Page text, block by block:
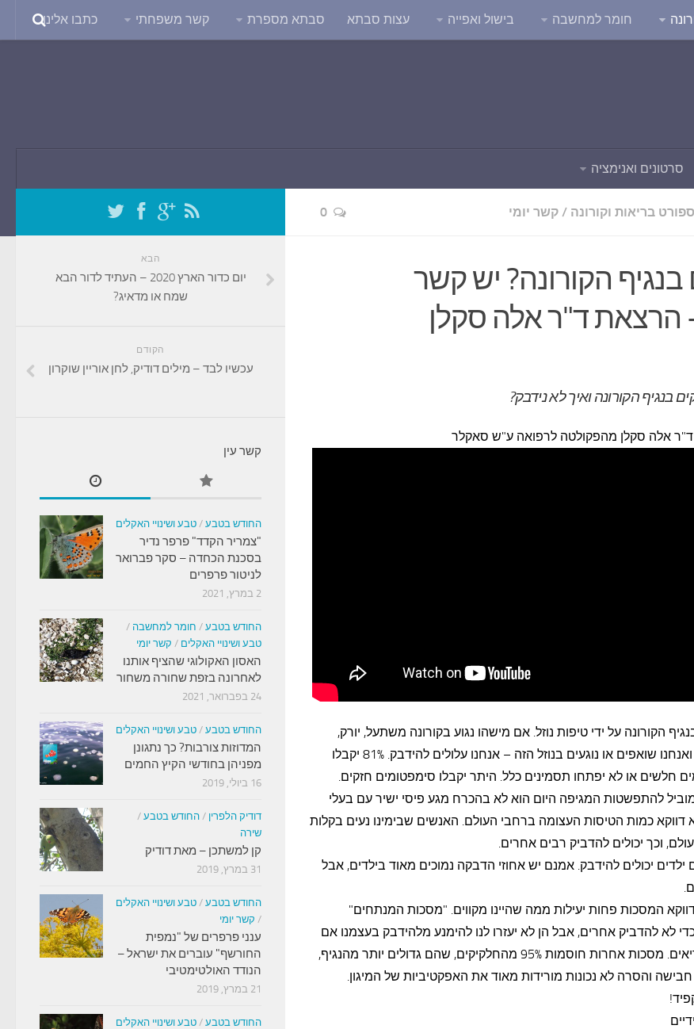
חומר למחשבה בישול ואפייה עצות סבתא סבתא מספרת קשר משפחתי כתבו אלינו
סרטונים ואנימציה
ספורט בריאות וקורונה / קשר יומי 0
בנגיף הקורונה? יש קשר
הרצאת ד"ר אלה סקלן
בנגיף הקורונה ואיך לא נידבק?
אלה סקלן מהפקולטה לרפואה ע"ש סאקלר
הקורונה על ידי טיפות נוזל. אם מישהו נגוע בקורונה משתעל, יורק,
מתעטש, ואנחנו שואפים או נוגעים בנוזל הזה – אנחנו עלולים להידבק. 81% יקבלו
חלשים או לא יפתחו תסמינים כלל. היתר יקבלו סימפטומים חזקים.
להתפשטות המגיפה היום הוא לא בהכרח מגע פיסי ישיר עם בעלי
דווקא כמות הטיסות העצומה ברחבי העולם. האנשים שבימינו נעים בקלות
וכך יכולים להדביק רבים אחרים.
ילדים יכולים להידבק. אמנם יש אחוזי הדבקה נמוכים מאוד בילדים, אבל
המסכות פחות יעילות ממה שהיינו מקווים. "מסכות המנתחים"
לא להדביק אחרים, אבל הן לא יעזרו לנו להימנע מלהידבק בעצמנו אם
אנחנו בריאים. מסכות אחרות חוסמות 95% מהחלקיקים, שהם גדולים יותר מהנגיף,
חבישה והסרה לא נכונות מורידות מאוד את האפקטיביות של המיגון.
הבא
יום כדור הארץ 2020 – העתיד לדור הבא
שמח או מדאיג?
הקודם
עכשיו לבד – מילים דודיק, לחן אוריין שוקרון
קשר עין
החודש בטבע / טבע ושינויי האקלים
"צמריר הקדד" פרפר נדיר
בסכנת הכחדה – סקר פברואר
לניטור פרפרים
2 במרץ, 2021
החודש בטבע / חומר למחשבה /
טבע ושינויי האקלים / קשר יומי
האסון האקולוגי שהציף אותנו
לאחרונה בזפת שחורה משחור
24 בפברואר, 2021
החודש בטבע / טבע ושינויי האקלים
המדוזות צורבות? כך נתגונן
מפניהן בחודשי הקיץ החמים
16 ביולי, 2019
דודיק הלפרין / החודש בטבע /
שירה
קן למשתכן – מאת דודיק
31 במרץ, 2019
החודש בטבע / טבע ושינויי האקלים
/ קשר יומי
ענני פרפרים של "נמפית
החורשף" עוברים את ישראל –
הנודד האולטימטיבי
21 במרץ, 2019
החודש בטבע / טבע ושינויי האקלים